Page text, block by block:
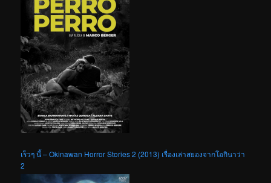
เร็วๆ นี้ – Okinawan Horror Stories 2 (2013) เรื่องเล่าสยองจากโอกินาว่า
2